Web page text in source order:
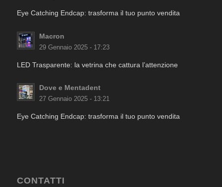
Eye Catching Endcap: trasforma il tuo punto vendita
Macron
29 Gennaio 2025 - 17:23
LED Trasparente: la vetrina che cattura l’attenzione
Dove e Mentadent
27 Gennaio 2025 - 13:21
Eye Catching Endcap: trasforma il tuo punto vendita
CONTATTI